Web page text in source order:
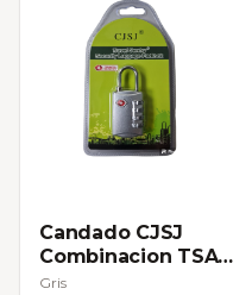
Candado CJSJ
Combinacion TSA
4 Diales
Gris